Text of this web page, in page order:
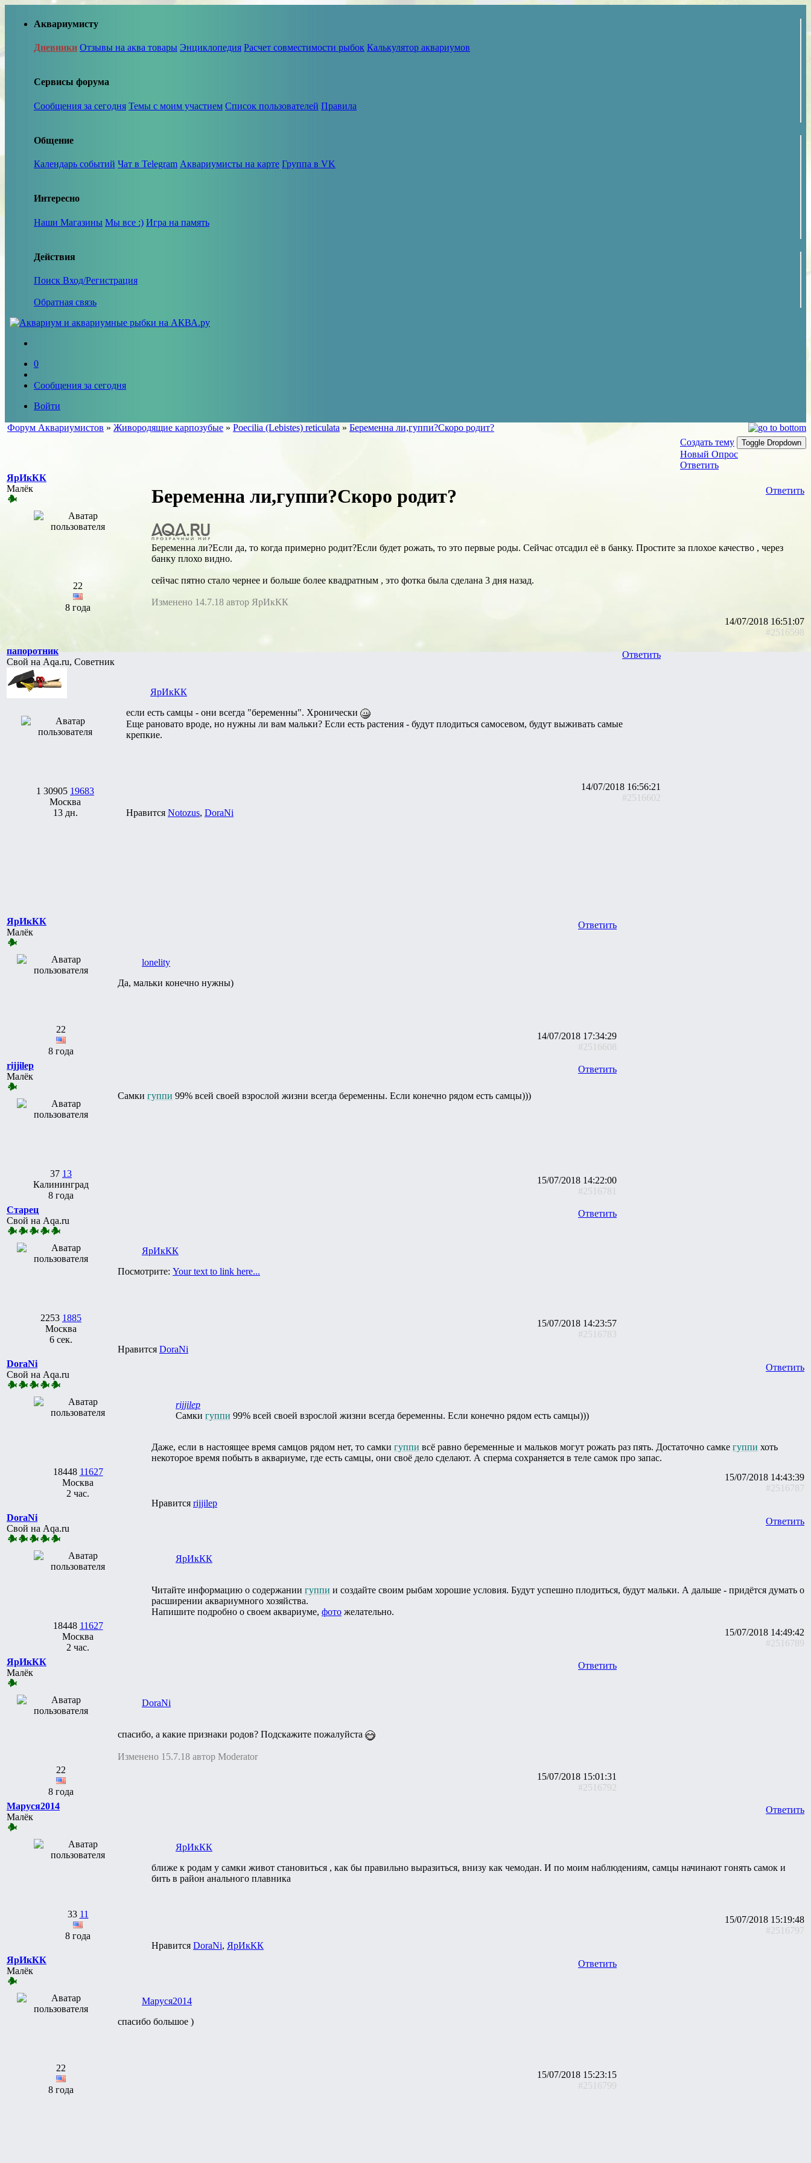
Аквариумисту
Дневники Отзывы на аква товары Энциклопедия Расчет совместимости рыбок Калькулятор аквариумов
Сервисы форума
Сообщения за сегодня Темы с моим участием Список пользователей Правила
Общение
Календарь событий Чат в Telegram Аквариумисты на карте Группа в VK
Интересно
Наши Магазины Мы все :) Игра на память
Действия
Поиск Вход/Регистрация
Обратная связь
0
Сообщения за сегодня
Войти
Форум Аквариумистов » Живородящие карпозубые » Poecilia (Lebistes) reticulata » Беременна ли,гуппи?Скоро родит?
Создать тему
Toggle Dropdown
Новый Опрос
Ответить
ЯрИкКК
Малёк
22
8 года
Ответить
Беременна ли,гуппи?Скоро родит?
Беременна ли?Если да, то когда примерно родит?Если будет рожать, то это первые роды. Сейчас отсадил её в банку. Простите за плохое качество , через
банку плохо видно.
сейчас пятно стало чернее и больше более квадратным , это фотка была сделана 3 дня назад.
Изменено 14.7.18 автор ЯрИкКК
14/07/2018 16:51:07
#2516598
папоротник
Свой на Aqa.ru, Советник
1 30905 19683
Москва
13 дн.
Ответить
ЯрИкКК
если есть самцы - они всегда "беременны". Хронически
Еще рановато вроде, но нужны ли вам мальки? Если есть растения - будут плодиться самосевом, будут выживать самые
крепкие.
14/07/2018 16:56:21
#2516602
Нравится Notozus, DoraNi
ЯрИкКК
Малёк
22
8 года
Ответить
lonelity
Да, мальки конечно нужны)
14/07/2018 17:34:29
#2516608
rijjilep
Малёк
37 13
Калининград
8 года
Ответить
Самки гуппи 99% всей своей взрослой жизни всегда беременны. Если конечно рядом есть самцы)))
15/07/2018 14:22:00
#2516781
Старец
Свой на Aqa.ru
2253 1885
Москва
6 сек.
Ответить
ЯрИкКК
Посмотрите: Your text to link here...
15/07/2018 14:23:57
#2516783
Нравится DoraNi
DoraNi
Свой на Aqa.ru
18448 11627
Москва
2 час.
Ответить
rijjilep
Самки гуппи 99% всей своей взрослой жизни всегда беременны. Если конечно рядом есть самцы)))
Даже, если в настоящее время самцов рядом нет, то самки гуппи всё равно беременные и мальков могут рожать раз пять. Достаточно самке гуппи хоть
некоторое время побыть в аквариуме, где есть самцы, они своё дело сделают. А сперма сохраняется в теле самок про запас.
15/07/2018 14:43:39
#2516787
Нравится rijjilep
DoraNi
Свой на Aqa.ru
18448 11627
Москва
2 час.
Ответить
ЯрИкКК
Читайте информацию о содержании гуппи и создайте своим рыбам хорошие условия. Будут успешно плодиться, будут мальки. А дальше - придётся думать о
расширении аквариумного хозяйства.
Напишите подробно о своем аквариуме, фото желательно.
15/07/2018 14:49:42
#2516789
ЯрИкКК
Малёк
22
8 года
Ответить
DoraNi
спасибо, а какие признаки родов? Подскажите пожалуйста
Изменено 15.7.18 автор Moderator
15/07/2018 15:01:31
#2516792
Маруся2014
Малёк
33 11
8 года
Ответить
ЯрИкКК
ближе к родам у самки живот становиться , как бы правильно выразиться, внизу как чемодан. И по моим наблюдениям, самцы начинают гонять самок и
бить в район анального плавника
15/07/2018 15:19:48
#2516797
Нравится DoraNi, ЯрИкКК
ЯрИкКК
Малёк
22
8 года
Ответить
Маруся2014
спасибо большое )
15/07/2018 15:23:15
#2516799